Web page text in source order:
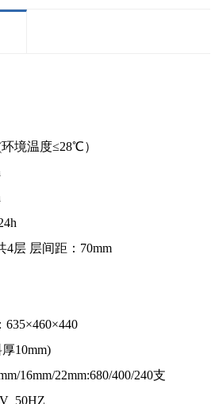
环境温度≤28℃）
4层 层间距： 70mm
635×460×440
10mm)
16mm/22mm:680/400/240支
50HZ